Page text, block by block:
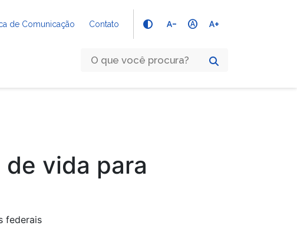
de Comunicação Contato text_decrease hdr_auto text_increase
vida para
federais